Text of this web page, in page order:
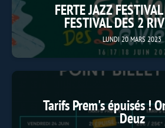
FERTE JAZZ
FESTIVAL DES 2
LUNDI 20 MARS 2023
Tarifs Prem's épuisés !
Deuz